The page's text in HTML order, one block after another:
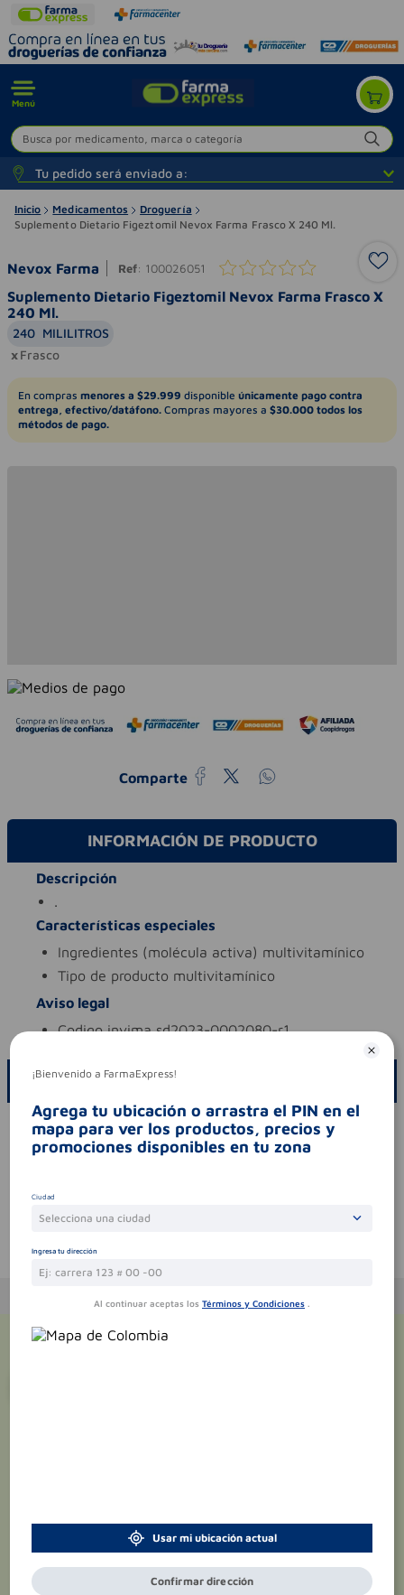
Menú
Busca por medicamento, marca o categoría
Tu pedido será enviado a:
Inicio Medicamentos
Droguería
Suplemento Dietario Figeztomil Nevox Farma Frasco X 240 Ml.
Nevox Farma Ref: 100026051
Suplemento Dietario Figeztomil Nevox Farma Frasco X
240 Ml.
240 MILILITROS
Frasco
En compras menores a $29.999 disponible únicamente pago contra
entrega, efectivo/datáfono. Compras mayores a $30.000 todos los
métodos de pago.
Comparte
INFORMACIÓN DE PRODUCTO
Descripción
.
Características especiales
ingredientes (molécula activa) multivitamínico
tipo de producto multivitamínico
Aviso legal
codigo invima sd2023-0002080-r1
ESCRIBE UN COMENTARIO
Por favor, inicie sesión para escribir un comentario
Sin comentarios.
Te puede interesar
¡Bienvenido a FarmaExpress!
Agrega tu ubicación o arrastra el PIN en el
mapa para ver los productos, precios y
promociones disponibles en tu zona
Ciudad
Selecciona una ciudad
Ingresa tu dirección
Al continuar aceptas los Términos y Condiciones .
Usar mi ubicación actual
Confirmar dirección